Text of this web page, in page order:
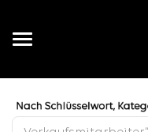
Toggle
DE